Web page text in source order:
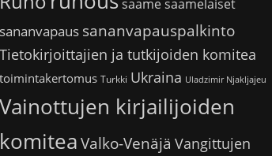
saamelaiset
sananvapaus sananvapauspalkinto
Tietokirjoittajien ja tutkijoiden komitea
toimintakertomus Turkki Ukraina Uladzimir Njakljajeu
Vainottujen kirjailijoiden
komitea Valko-Venäjä Vangittujen